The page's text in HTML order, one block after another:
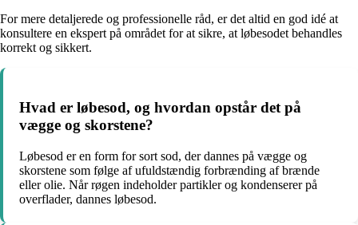
For mere detaljerede og professionelle råd, er det altid en god idé at
konsultere en ekspert på området for at sikre, at løbesodet behandles
korrekt og sikkert.
Hvad er løbesod, og hvordan opstår det på
vægge og skorstene?
Løbesod er en form for sort sod, der dannes på vægge og
skorstene som følge af ufuldstændig forbrænding af brænde
eller olie. Når røgen indeholder partikler og kondenserer på
overflader, dannes løbesod.